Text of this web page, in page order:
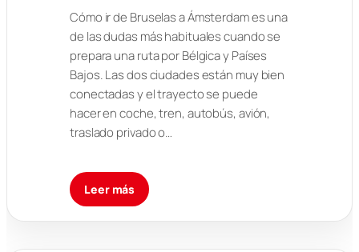
Cómo ir de Bruselas a Ámsterdam es una
de las dudas más habituales cuando se
prepara una ruta por Bélgica y Países
Bajos. Las dos ciudades están muy bien
conectadas y el trayecto se puede
hacer en coche, tren, autobús, avión,
traslado privado o…
Leer más